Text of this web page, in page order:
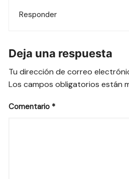
Responder
Deja una respuesta
Tu dirección de correo
Los campos obligatorios están
Comentario *